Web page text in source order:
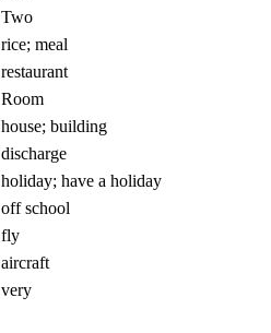
Two
rice; meal
restaurant
Room
house; building
discharge
holiday; have a holiday
off school
fly
aircraft
very